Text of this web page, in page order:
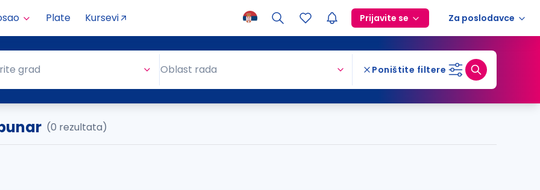
Plate Kursevi Prijavite se Za poslodavce
grad Oblast rada Poništite filtere
(0 rezultata)